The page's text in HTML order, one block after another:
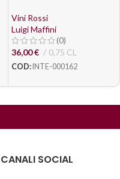
Vini Rossi
Luigi Maffini
(0)
36,00€ 0,75 CL
COD: INTE-000162
CANALI SOCIAL